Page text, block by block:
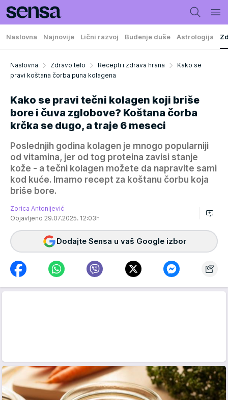
Naslovna Najnovije Lični razvoj Buđenje duše Astrologija
Naslovna Zdravo telo Recepti i zdrava hrana
Kako se
pravi koštana čorba puna kolagena
Kako se pravi tečni kolagen koji briše
bore i čuva zglobove? Koštana čorba
krčka se dugo, a traje 6 meseci
Poslednjih godina kolagen je mnogo popularniji
od vitamina, jer od tog proteina zavisi stanje
kože - a tečni kolagen možete da napravite sami
kod kuće. Imamo recept za koštanu čorbu koja
briše bore.
Zorica Antonijević
Objavljeno 29.07.2025. 12:03h
Dodajte Sensa u vaš Google izbor